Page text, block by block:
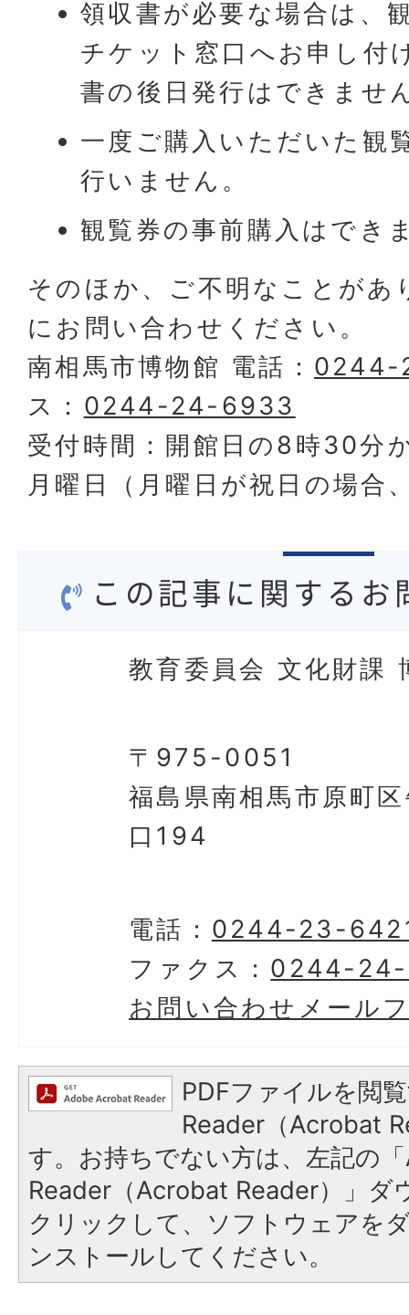
領収書が必要な場合は、
チケット窓口へお申し付
書の後日発行はできませ
一度ご購入いただいた観
行いません。
観覧券の事前購入はでき
そのほか、ご不明なことがあ
にお問い合わせください。
南相馬市博物館 電話： 0244-
ス： 0244-24-6933
受付時間：開館日の8時30分
月曜日（月曜日が祝日の場合
この記事に関するお
教育委員会 文化財課
〒975-0051
福島県南相馬市原町
口194
電話： 0244-23-
ファクス： 0244-
お問い合わせメール
PDFファイルを閲
Reader（Acrobat
す。お持ちでない方は、左記の
Reader（Acrobat Reader）」ダ
クリックして、ソフトウェアを
ンストールしてください。